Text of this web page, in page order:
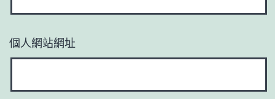
個人網站網址